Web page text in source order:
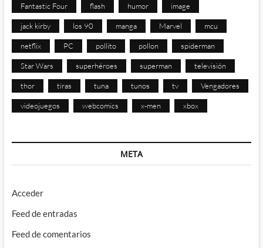
Fantastic Four flash humor image
jack kirby los 90 manga Marvel mcu
netflix PC pollito pollon spiderman
Star Wars superhéroes superman televisión
thor tiras tuna tunos tv Vengadores
videojuegos webcomics x-men xbox
META
Acceder
Feed de entradas
Feed de comentarios